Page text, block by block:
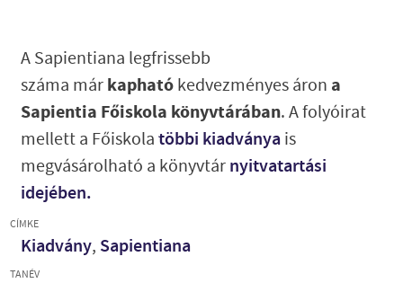
A Sapientiana legfrissebb
száma márkaphatókedvezményes áron a
Sapientia Főiskola könyvtárában. A folyóirat
mellett a Főiskolatöbbi kiadványais
megvásárolható a könyvtárnyitvatartási
idejében.
CÍMKE
Kiadvány, Sapientiana
TANÉV